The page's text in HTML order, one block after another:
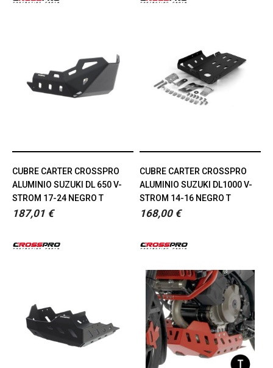
CUBRE CARTER CROSSPRO
ALUMINIO SUZUKI DL 650 V-
STROM 17-24 NEGRO T
187,01 €
CUBRE CARTER CROSSPRO
ALUMINIO SUZUKI DL1000 V-
STROM 14-16 NEGRO T
168,00 €